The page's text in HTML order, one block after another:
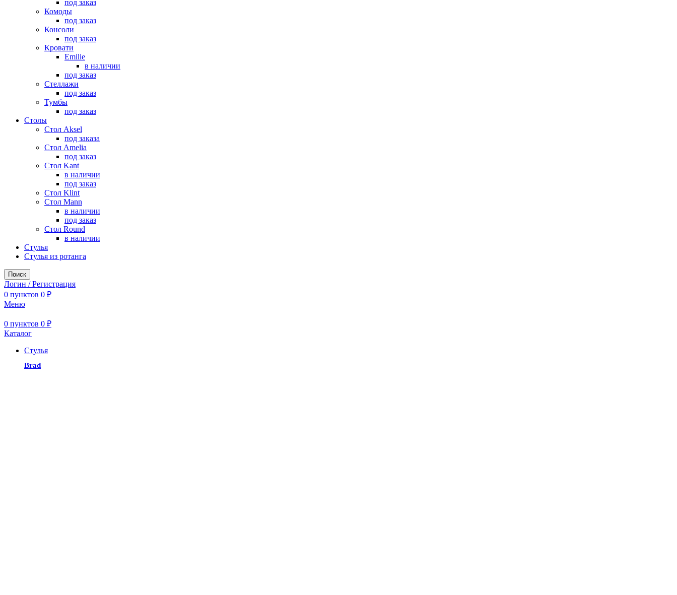
под заказ
Комоды
под заказ
Консоли
под заказ
Кровати
Emilie
в наличии
под заказ
Стеллажи
под заказ
Тумбы
под заказ
Столы
Стол Aksel
под заказа
Стол Amelia
под заказ
Стол Kant
в наличии
под заказ
Стол Klint
Стол Mann
в наличии
под заказ
Стол Round
в наличии
Стулья
Стулья из ротанга
Поиск
Логин / Регистрация
0 пунктов 0 ₽
Меню
0 пунктов 0 ₽
Каталог
Стулья
Brad